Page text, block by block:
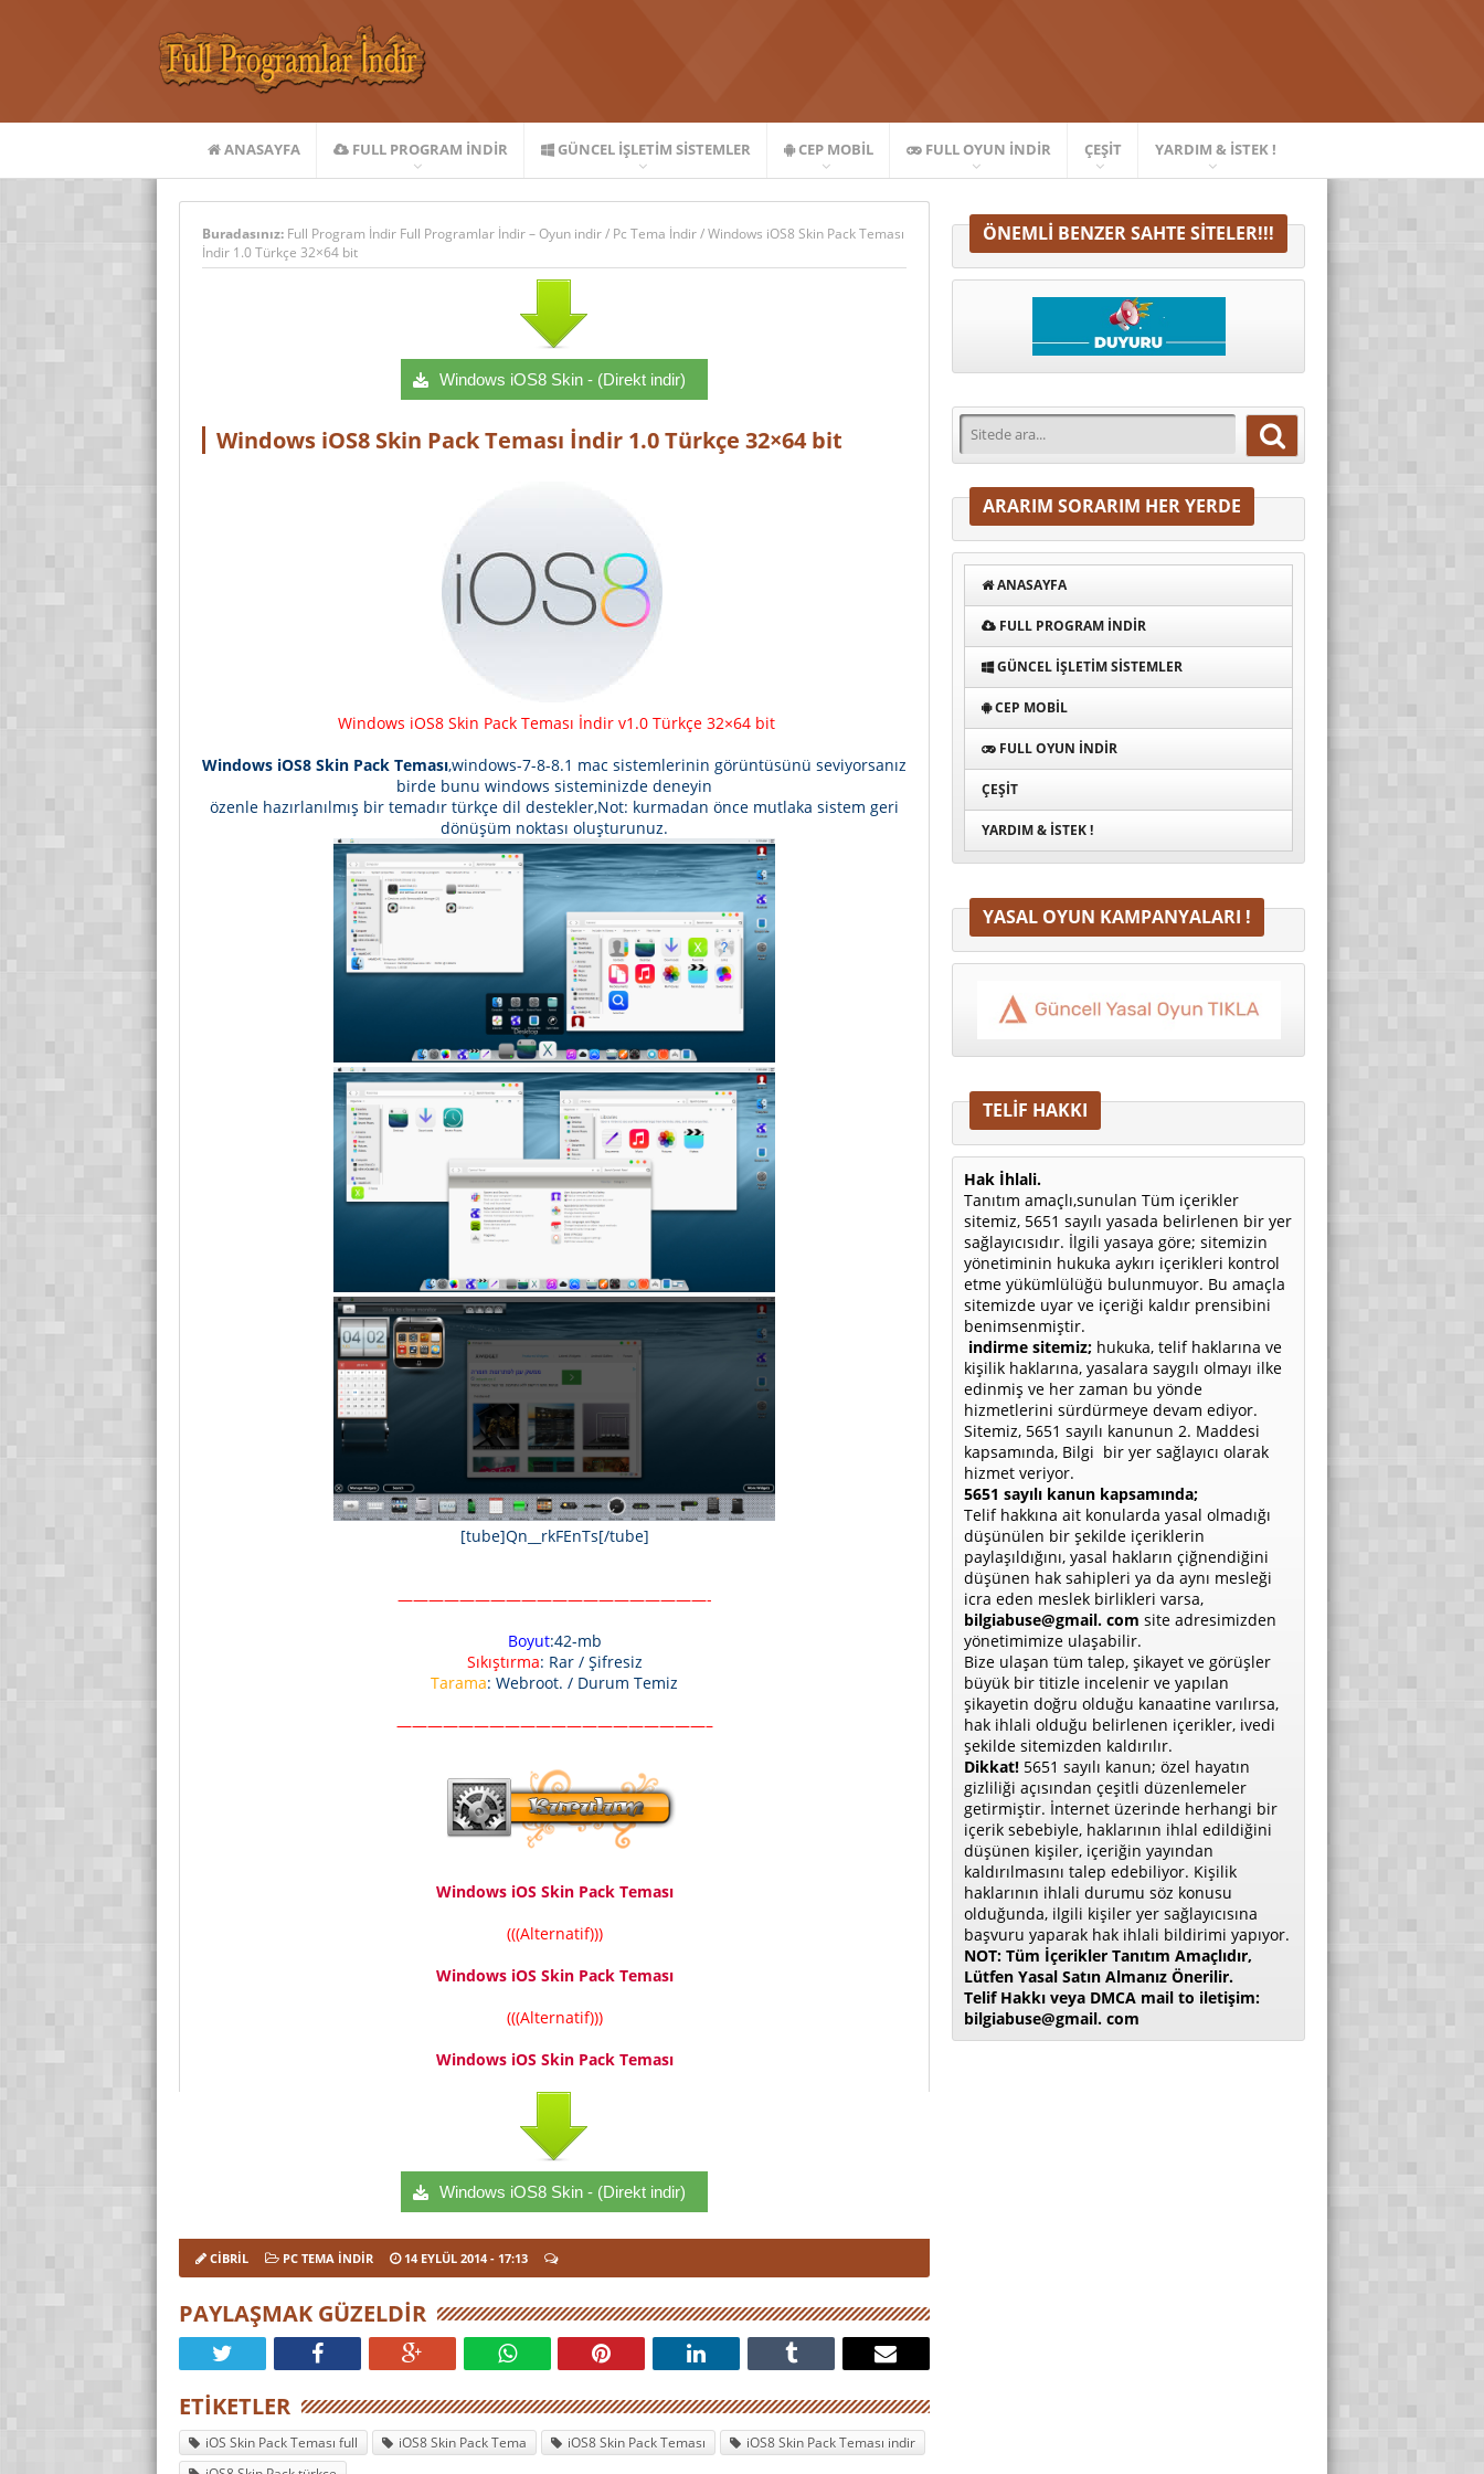
ANASAYFA FULL PROGRAM INDIR GÜNCEL İŞLETIM SISTEMLER CEP MOBIL FULL OYUN İNDIR ÇEŞIT YARDIM & İSTEK !
Buradasınız: Full Program İndir Full Programlar İndir – Oyun indir/ Pc Tema İndir/Windows iOS8 Skin Pack Teması
İndir 1.0 Türkçe 32×64 bit
Windows iOS8 Skin - (Direkt indir)
Windows iOS8 Skin Pack Teması İndir 1.0 Türkçe 32×64 bit
Windows iOS8 Skin Pack Teması İndir v1.0 Türkçe 32×64 bit
Windows iOS8 Skin Pack Teması,windows-7-8-8.1 mac sistemlerinin görüntüsünü seviyorsanız
birde bunu windows sisteminizde deneyin
özenle hazırlanılmış bir temadır türkçe dil destekler,Not: kurmadan önce mutlaka sistem geri
dönüşüm noktası oluşturunuz.
[tube]Qn__rkFEnTs[/tube]
————————————————————-
Boyut:42-mb
Sıkıştırma: Rar / Şifresiz
Tarama: Webroot. / Durum Temiz
————————————————————–
Windows iOS Skin Pack Teması
(((Alternatif)))
Windows iOS Skin Pack Teması
(((Alternatif)))
Windows iOS Skin Pack Teması
Windows iOS8 Skin - (Direkt indir)
CIBRIL PC TEMA İNDIR 14 EYLÜL 2014- 17:13
PAYLAŞMAK GÜZELDIR
ETIKETLER
iOS Skin Pack Teması full iOS8 Skin Pack Tema iOS8 Skin Pack Teması
iOS8 Skin Pack Teması indir
ÖNEMLI BENZER SAHTE SITELER!!!
ARARIM SORARIM HER YERDE
ANASAYFA
FULL PROGRAM INDIR
GÜNCEL İŞLETIM SISTEMLER
CEP MOBIL
FULL OYUN İNDIR
ÇEŞIT
YARDIM & İSTEK !
YASAL OYUN KAMPANYALARI !
TELİF HAKKI
Hak İhlali.
Tanıtım amaçlı,sunulan Tüm içerikler
sitemiz, 5651 sayılı yasada belirlenen bir yer
sağlayıcısıdır. İlgili yasaya göre; sitemizin
yönetiminin hukuka aykırı içerikleri kontrol
etme yükümlülüğü bulunmuyor. Bu amaçla
sitemizde uyar ve içeriği kaldır prensibini
benimsenmiştir.
indirme sitemiz; hukuka, telif haklarına ve
kişilik haklarına, yasalara saygılı olmayı ilke
edinmiş ve her zaman bu yönde
hizmetlerini sürdürmeye devam ediyor.
Sitemiz, 5651 sayılı kanunun 2. Maddesi
kapsamında, Bilgi bir yer sağlayıcı olarak
hizmet veriyor.
5651 sayılı kanun kapsamında;
Telif hakkına ait konularda yasal olmadığı
düşünülen bir şekilde içeriklerin
paylaşıldığını, yasal hakların çiğnendiğini
düşünen hak sahipleri ya da aynı mesleği
icra eden meslek birlikleri varsa,
bilgiabuse@gmail. com site adresimizden
yönetimimize ulaşabilir.
Bize ulaşan tüm talep, şikayet ve görüşler
büyük bir titizle incelenir ve yapılan
şikayetin doğru olduğu kanaatine varılırsa,
hak ihlali olduğu belirlenen içerikler, ivedi
şekilde sitemizden kaldırılır.
Dikkat! 5651 sayılı kanun; özel hayatın
gizliliği açısından çeşitli düzenlemeler
getirmiştir. İnternet üzerinde herhangi bir
içerik sebebiyle, haklarının ihlal edildiğini
düşünen kişiler, içeriğin yayından
kaldırılmasını talep edebiliyor. Kişilik
haklarının ihlali durumu söz konusu
olduğunda, ilgili kişiler yer sağlayıcısına
başvuru yaparak hak ihlali bildirimi yapıyor.
NOT: Tüm İçerikler Tanıtım Amaçlıdır,
Lütfen Yasal Satın Almanız Önerilir.
Telif Hakkı veya DMCA mail to iletişim:
bilgiabuse@gmail. com